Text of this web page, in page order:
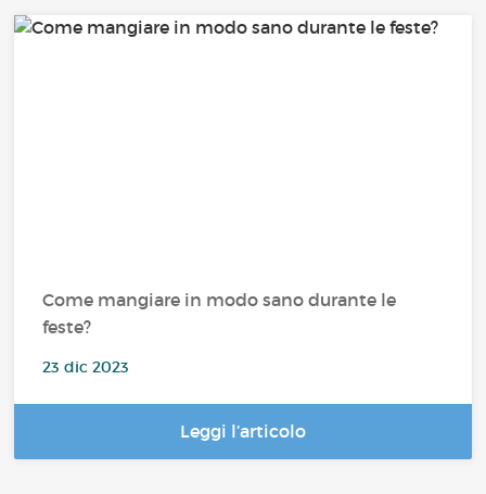
Come mangiare in modo sano durante le
feste?
23 dic 2023
Leggi l’articolo